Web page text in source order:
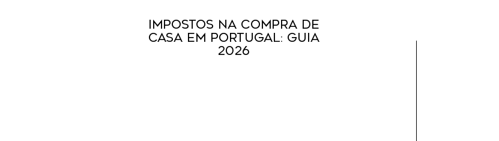
Impostos na Compra de
Casa em Portugal: Guia
2026